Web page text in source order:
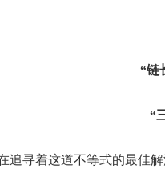
“链
“
追寻着这道不等式的最佳解